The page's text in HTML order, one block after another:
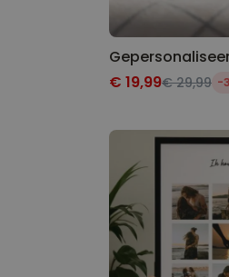
€ 19,99€ 29,99 -